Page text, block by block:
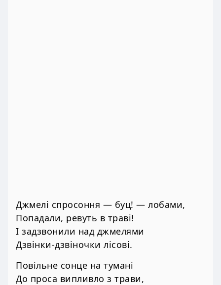
Джмелі спросоння — буц! — лобами,
Попадали, ревуть в траві!
І задзвонили над джмелями
Дзвінки-дзвіночки лісові.
Повільне сонце на тумані
До проса випливло з трави,